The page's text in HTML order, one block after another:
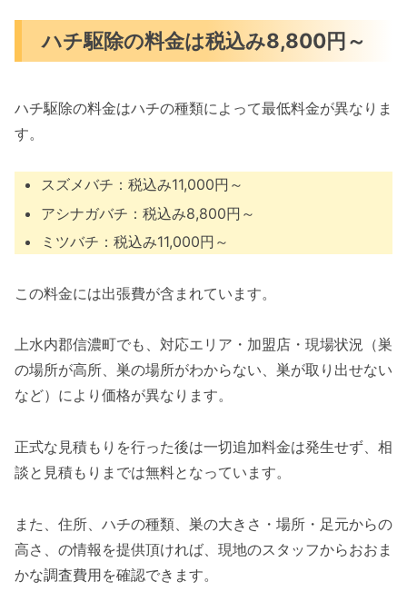
ハチ駆除の料金は税込み8,800円～
ハチ駆除の料金はハチの種類によって最低料金が異なりま
す。
スズメバチ：税込み11,000円～
アシナガバチ：税込み8,800円～
ミツバチ：税込み11,000円～
この料金には出張費が含まれています。
上水内郡信濃町でも、対応エリア・加盟店・現場状況（巣
の場所が高所、巣の場所がわからない、巣が取り出せない
など）により価格が異なります。
正式な見積もりを行った後は一切追加料金は発生せず、相
談と見積もりまでは無料となっています。
また、住所、ハチの種類、巣の大きさ・場所・足元からの
高さ、の情報を提供頂ければ、現地のスタッフからおおま
かな調査費用を確認できます。